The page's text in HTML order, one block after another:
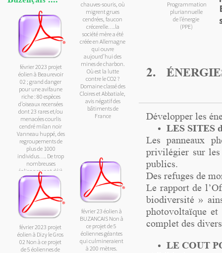
Programmation
pluriannuelle
de l’énergie
(PPE)
chauves-souris, où
migrent grues
cendrées, faucon
crécerelle….la
société mère a été
créée en Allemagne
qui ouvre
aujourd’hui des
mines de charbon.
Où est la lutte
contre le CO2 ?
Domaine classé des
Cloires et Abbatiale,
avis négatif des
bâtiments de
France
février 2023 projet
éolien à Beaurevoir
02 ; grand danger
pour une avifaune
riche : 80 espèces
d’oiseaux recensées
dont 23 rares et/ou
menacées courlis
cendré milan noir
Vanneau huppé, des
regroupements de
plus de 1000
individus…. De trop
nombreuses
éoliennes sont déjà
présentes
2.
Développer les
LES SITES
Les panneaux
privilégier sur les
publics.
Des refuges de
Le rapport de
biodiversité »
photovoltaïque
complet des
LE COUT
février 23 éolien à
BUZANCAIS Non à
ce projet de 5
éoliennes géantes
qui culmineraient
à 200 mètres.
février 2023 projet
éolien à Dizy le Gros
02 Non à ce projet
de 5 éoliennes de